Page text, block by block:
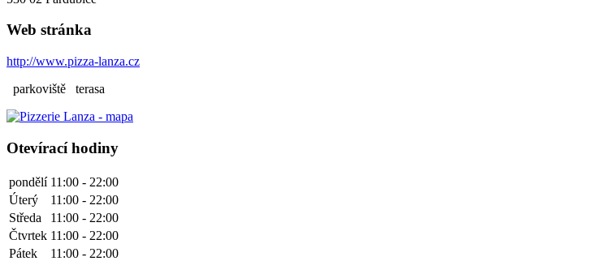
Web stránka
http://www.pizza-lanza.cz
parkoviště
terasa
Otevírací hodiny
pondělí 11:00 - 22:00
Úterý
11:00 - 22:00
Středa
11:00 - 22:00
Čtvrtek 11:00 - 22:00
Pátek
11:00 - 22:00